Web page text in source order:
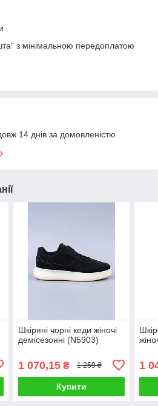
з мінімальною передоплатою
14 днів за домовленістю
Шкіряні чорні кеди жіночі
демісезонні (N5903)
1 070,15₴ 1 259 ₴
Купити
1